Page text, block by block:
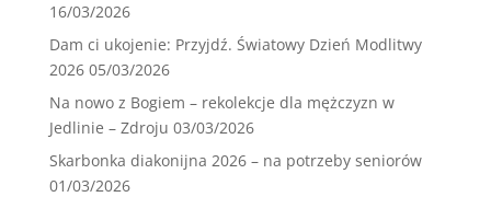
16/03/2026
Dam ci ukojenie: Przyjdź. Światowy Dzień Modlitwy
2026 05/03/2026
Na nowo z Bogiem – rekolekcje dla mężczyzn w
Jedlinie – Zdroju 03/03/2026
Skarbonka diakonijna 2026 – na potrzeby seniorów
01/03/2026